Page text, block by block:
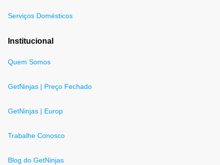
Serviços Domésticos
Institucional
Quem Somos
GetNinjas | Preço Fechado
GetNinjas | Europ
Trabalhe Conosco
Blog do GetNinjas